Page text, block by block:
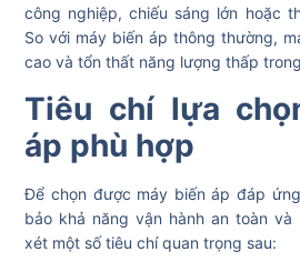
công nghiệp, chiếu sáng lớn hoặc
So với máy biến áp thông thường,
cao và tổn thất năng lượng thấp
Tiêu chí lựa
áp phù hợp
Để chọn được máy biến áp đáp
bảo khả năng vận hành an toàn và
xét một số tiêu chí quan trọng sau: